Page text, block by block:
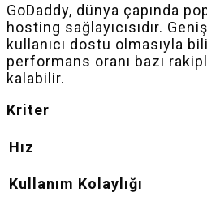
GoDaddy, dünya çapında
hosting sağlayıcısıdır.
kullanıcı dostu olmasıyla
performans oranı bazı
kalabilir.
Kriter
Hız
Kullanım Kolaylığı